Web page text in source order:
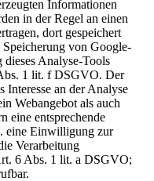
Informationen
in der Regel an einen
dort gespeichert
von Google-
Analyse-Tools
1 lit. f DSGVO. Der
Interesse an der Analyse
Webangebot als auch
eine entsprechende
eine Einwilligung zur
Verarbeitung
6 Abs. 1 lit. a DSGVO;